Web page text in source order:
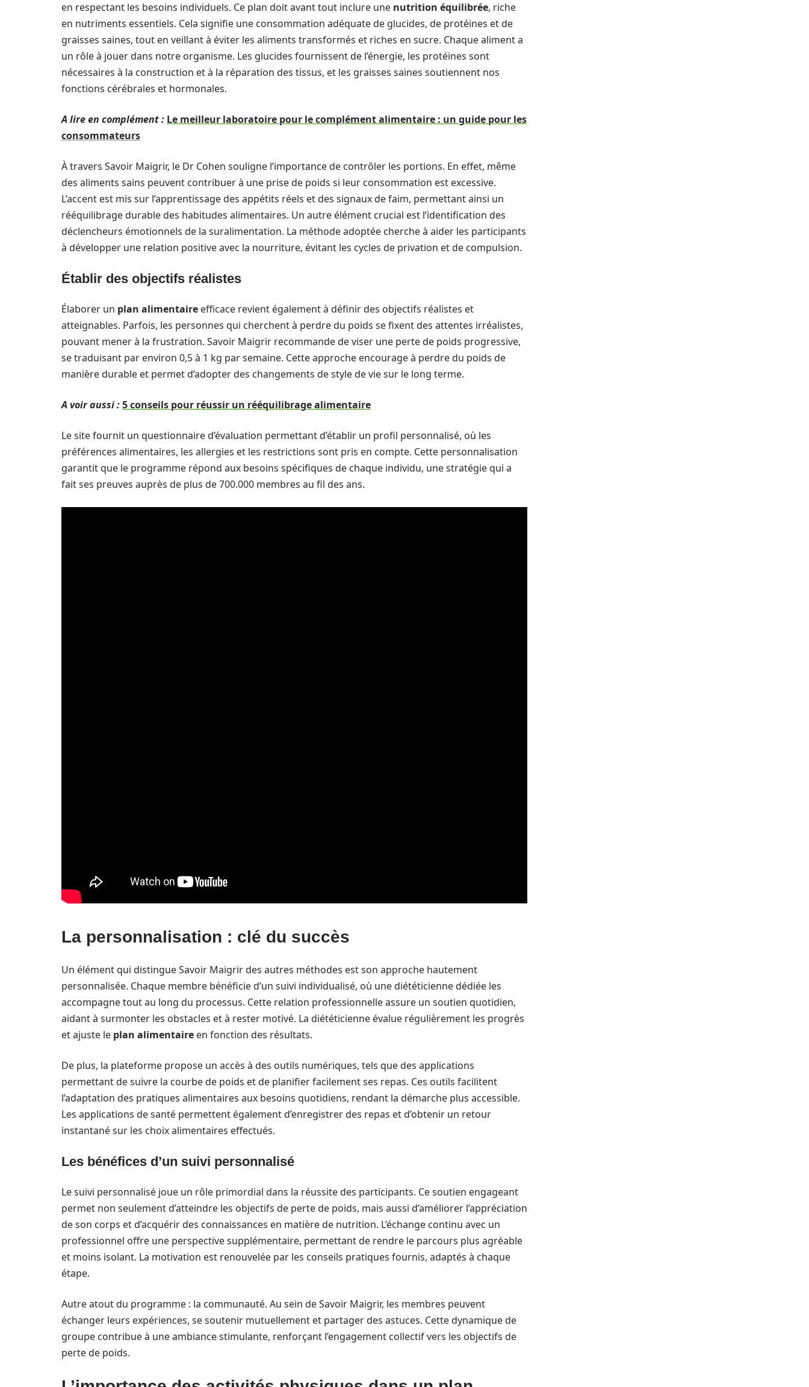
en respectant les besoins individuels. Ce plan doit avant tout inclure une nutrition équilibrée, riche
en nutriments essentiels. Cela signifie une consommation adéquate de glucides, de protéines et de
graisses saines, tout en veillant à éviter les aliments transformés et riches en sucre. Chaque aliment a
un rôle à jouer dans notre organisme. Les glucides fournissent de l’énergie, les protéines sont
nécessaires à la construction et à la réparation des tissus, et les graisses saines soutiennent nos
fonctions cérébrales et hormonales.
A lire en complément : Le meilleur laboratoire pour le complément alimentaire : un guide pour les
consommateurs
À travers Savoir Maigrir, le Dr Cohen souligne l’importance de contrôler les portions. En effet, même
des aliments sains peuvent contribuer à une prise de poids si leur consommation est excessive.
L’accent est mis sur l’apprentissage des appétits réels et des signaux de faim, permettant ainsi un
rééquilibrage durable des habitudes alimentaires. Un autre élément crucial est l’identification des
déclencheurs émotionnels de la suralimentation. La méthode adoptée cherche à aider les participants
à développer une relation positive avec la nourriture, évitant les cycles de privation et de compulsion.
Établir des objectifs réalistes
Élaborer un plan alimentaire efficace revient également à définir des objectifs réalistes et
atteignables. Parfois, les personnes qui cherchent à perdre du poids se fixent des attentes irréalistes,
pouvant mener à la frustration. Savoir Maigrir recommande de viser une perte de poids progressive,
se traduisant par environ 0,5 à 1 kg par semaine. Cette approche encourage à perdre du poids de
manière durable et permet d’adopter des changements de style de vie sur le long terme.
A voir aussi :5 conseils pour réussir un rééquilibrage alimentaire
Le site fournit un questionnaire d’évaluation permettant d’établir un profil personnalisé, où les
préférences alimentaires, les allergies et les restrictions sont pris en compte. Cette personnalisation
garantit que le programme répond aux besoins spécifiques de chaque individu, une stratégie qui a
fait ses preuves auprès de plus de 700.000 membres au fil des ans.
La personnalisation : clé du succès
Un élément qui distingue Savoir Maigrir des autres méthodes est son approche hautement
personnalisée. Chaque membre bénéficie d’un suivi individualisé, où une diététicienne dédiée les
accompagne tout au long du processus. Cette relation professionnelle assure un soutien quotidien,
aidant à surmonter les obstacles et à rester motivé. La diététicienne évalue régulièrement les progrès
et ajuste le plan alimentaire en fonction des résultats.
De plus, la plateforme propose un accès à des outils numériques, tels que des applications
permettant de suivre la courbe de poids et de planifier facilement ses repas. Ces outils facilitent
l’adaptation des pratiques alimentaires aux besoins quotidiens, rendant la démarche plus accessible.
Les applications de santé permettent également d’enregistrer des repas et d’obtenir un retour
instantané sur les choix alimentaires effectués.
Les bénéfices d’un suivi personnalisé
Le suivi personnalisé joue un rôle primordial dans la réussite des participants. Ce soutien engageant
permet non seulement d’atteindre les objectifs de perte de poids, mais aussi d’améliorer l’appréciation
de son corps et d’acquérir des connaissances en matière de nutrition. L’échange continu avec un
professionnel offre une perspective supplémentaire, permettant de rendre le parcours plus agréable
et moins isolant. La motivation est renouvelée par les conseils pratiques fournis, adaptés à chaque
étape.
Autre atout du programme : la communauté. Au sein de Savoir Maigrir, les membres peuvent
échanger leurs expériences, se soutenir mutuellement et partager des astuces. Cette dynamique de
groupe contribue à une ambiance stimulante, renforçant l’engagement collectif vers les objectifs de
perte de poids.